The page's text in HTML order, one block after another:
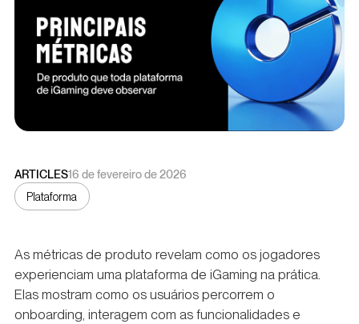
ARTICLES16 de fevereiro de 2026
Plataforma
As métricas de produto revelam como os jogadores
experienciam uma plataforma de iGaming na prática.
Elas mostram como os usuários percorrem o
onboarding, interagem com as funcionalidades e